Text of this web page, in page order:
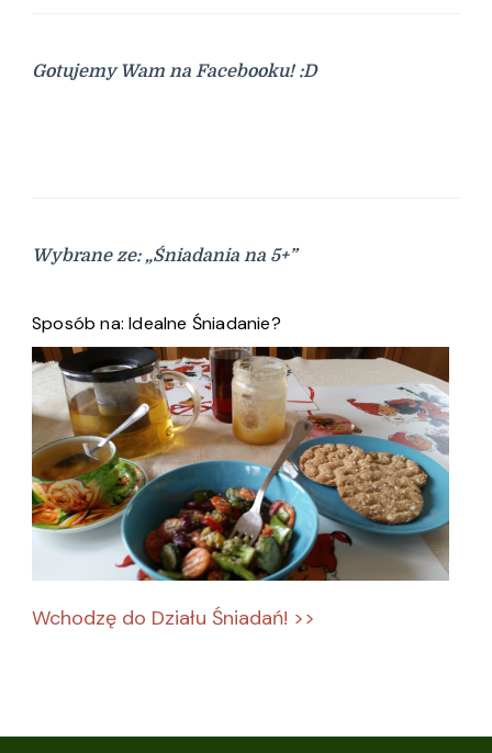
Gotujemy Wam na Facebooku! :D
Wybrane ze: „Śniadania na 5+”
Sposób na: Idealne Śniadanie?
Wchodzę do Działu Śniadań! >>